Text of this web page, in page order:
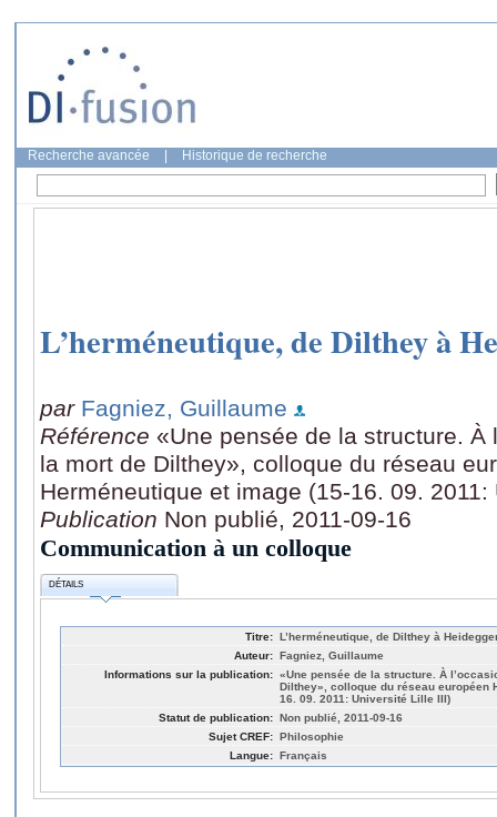
Recherche avancée Historique de recherche
L’herméneutique, de Dilthey à
par Fagniez, Guillaume
Référence «Une pensée de la structure. À
la mort de Dilthey», colloque du réseau
Herméneutique et image (15-16. 09.
Publication Non publié, 2011-09-16
Communication à un colloque
DÉTAILS
Titre: L’herméneutique, de Dilthey à
Auteur: Fagniez, Guillaume
Informations sur la publication: «Une pensée de la structure. À
Dilthey», colloque du réseau européen
16. 09. 2011: Université Lille III)
Statut de publication: Non publié, 2011-09-16
Sujet CREF: Philosophie
Langue: Français